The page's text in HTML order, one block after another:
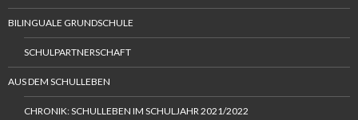
BILINGUALE GRUNDSCHULE
SCHULPARTNERSCHAFT
AUS DEM SCHULLEBEN
CHRONIK: SCHULLEBEN IM SCHULJAHR 2021/2022